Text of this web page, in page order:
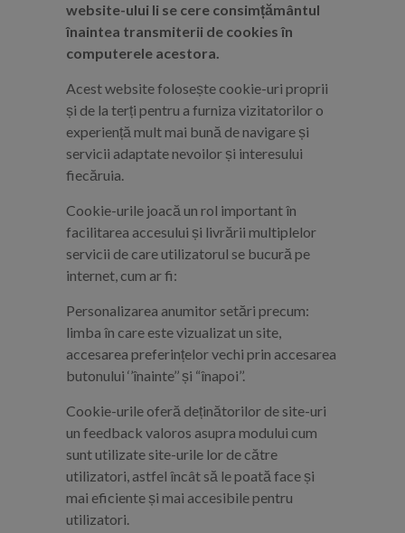
website-ului li se cere consimțământul
înaintea transmiterii de cookies în
computerele acestora.
Acest website folosește cookie-uri proprii
și de la terți pentru a furniza vizitatorilor o
experiență mult mai bună de navigare și
servicii adaptate nevoilor și interesului
fiecăruia.
Cookie-urile joacă un rol important în
facilitarea accesului și livrării multiplelor
servicii de care utilizatorul se bucură pe
internet, cum ar fi:
Personalizarea anumitor setări precum:
limba în care este vizualizat un site,
accesarea preferințelor vechi prin accesarea
butonului ‘’înainte’’ și “înapoi’’.
Cookie-urile oferă deținătorilor de site-uri
un feedback valoros asupra modului cum
sunt utilizate site-urile lor de către
utilizatori, astfel încât să le poată face și
mai eficiente și mai accesibile pentru
utilizatori.